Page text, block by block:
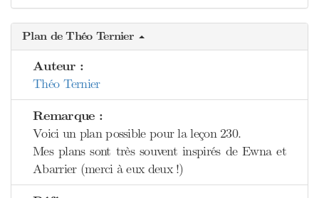
Plan de Théo Ternier
Auteur :
Théo Ternier
Remarque :
Voici un plan possible pour la leçon 230.
Mes plans sont très souvent inspirés de Ewna et
Abarrier (merci à eux deux !)